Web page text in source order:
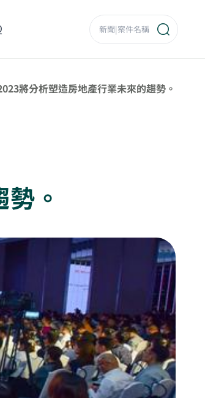
將分析塑造房地產行業未來的趨勢。
。